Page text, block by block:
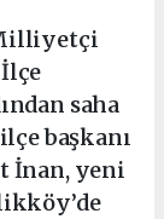
saha
başkanı
İnan, yeni